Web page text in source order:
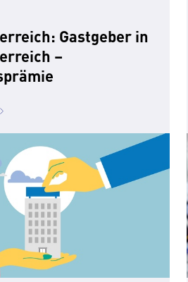
Gastgeber in
–